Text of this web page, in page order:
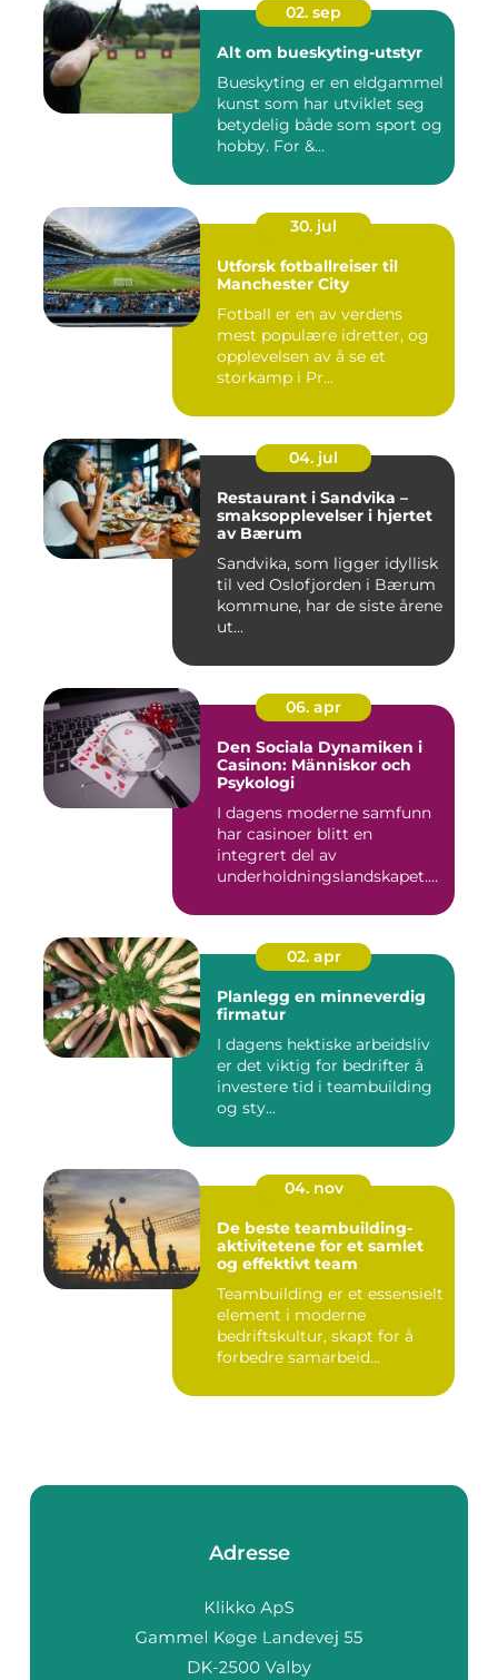
02. sep
Alt om bueskyting-utstyr
Bueskyting er en eldgammel
kunst som har utviklet seg
betydelig både som sport og
hobby. For &...
30. jul
Utforsk fotballreiser til
Manchester City
Fotball er en av verdens
mest populære idretter, og
opplevelsen av å se et
storkamp i Pr...
04. jul
Restaurant i Sandvika –
smaksopplevelser i hjertet
av Bærum
Sandvika, som ligger idyllisk
til ved Oslofjorden i Bærum
kommune, har de siste årene
ut...
06. apr
Den Sociala Dynamiken i
Casinon: Människor och
Psykologi
I dagens moderne samfunn
har casinoer blitt en
integrert del av
underholdningslandskapet.
02. apr
Planlegg en minneverdig
firmatur
I dagens hektiske arbeidsliv
er det viktig for bedrifter å
investere tid i teambuilding
og sty...
04. nov
De beste teambuilding-
aktivitetene for et samlet
og effektivt team
Teambuilding er et essensielt
element i moderne
bedriftskultur, skapt for å
forbedre samarbeid...
Adresse